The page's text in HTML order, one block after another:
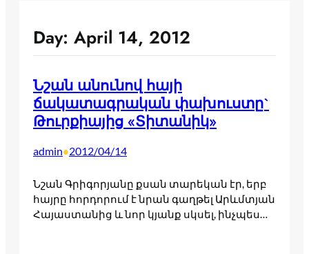
Day: April 14, 2012
Նշան անունով հայի
ճակատագրական փախուստը`
Թուրքիայից «Տիտանիկ»
admin•2012/04/14
Նշան Գրիգորյանը քսան տարեկան էր, երբ
հայրը հորդորում է նրան գաղթել Արևմտյան
Հայաստանից և նոր կյանք սկսել, ինչպես…